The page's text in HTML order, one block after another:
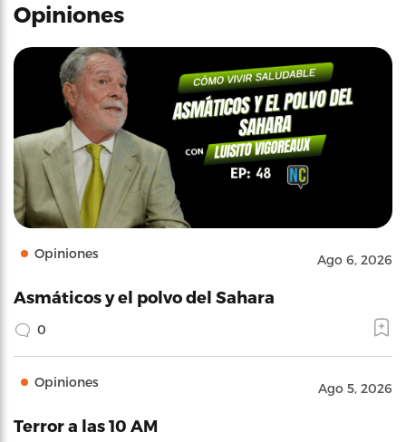
Opiniones
Opiniones Ago 6, 2026
Asmáticos y el polvo del Sahara
0
Opiniones Ago 5, 2026
Terror a las 10 AM